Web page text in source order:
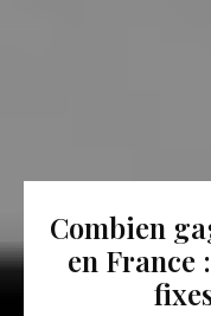
Combien
en France